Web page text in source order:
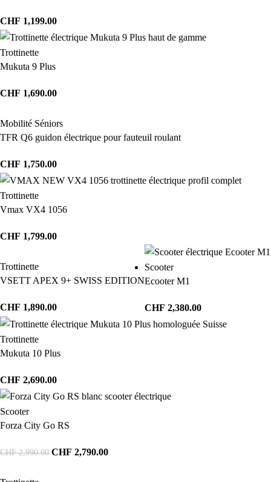
CHF 1,199.00
Trottinette
Mukuta 9 Plus
CHF 1,690.00
Mobilité Séniors
TFR Q6 guidon électrique pour fauteuil roulant
CHF 1,750.00
Trottinette
Vmax VX4 1056
CHF 1,799.00
Trottinette
VSETT APEX 9+ SWISS EDITION
CHF 1,890.00
Scooter
Ecooter M1
CHF 2,380.00
Trottinette
Mukuta 10 Plus
CHF 2,690.00
Scooter
Forza City Go RS
CHF2,990.00 CHF 2,790.00